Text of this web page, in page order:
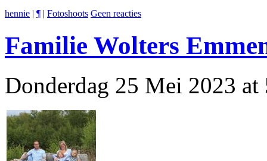
hennie | ¶ | Fotoshoots Geen reacties
Familie Wolters
Donderdag 25 Mei 2023 at